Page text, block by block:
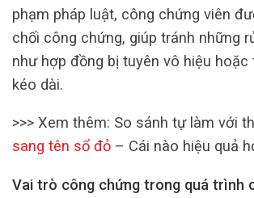
phạm pháp luật, công chứng viên
chối công chứng, giúp tránh những
như hợp đồng bị tuyên vô hiệu hoặc
kéo dài.
>>> Xem thêm: So sánh tự làm với
sang tên sổ đỏ – Cái nào hiệu quả
Vai trò công chứng trong quá trình